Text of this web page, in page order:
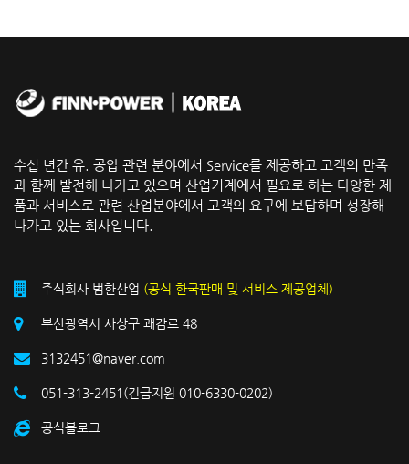
수십 년간 유. 공압 관련 분야에서 Service를 제공하고 고객의 만족
과 함께 발전해 나가고 있으며 산업기계에서 필요로 하는 다양한 제
품과 서비스로 관련 산업분야에서 고객의 요구에 보답하며 성장해
나가고 있는 회사입니다.
주식회사 범한산업 (공식 한국판매 및 서비스 제공업체)
부산광역시 사상구 괘감로 48
3132451@naver.com
051-313-2451(긴급지원 010-6330-0202)
공식블로그